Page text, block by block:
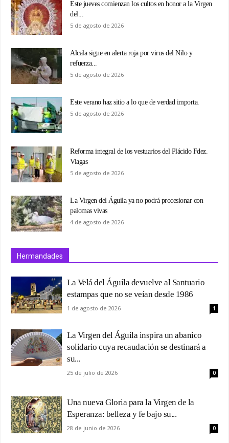
Este jueves comienzan los cultos en honor a la Virgen
del...
5 de agosto de 2026
Alcala sigue en alerta roja por virus del Nilo y
refuerza...
5 de agosto de 2026
Este verano haz sitio a lo que de verdad importa.
5 de agosto de 2026
Reforma integral de los vestuarios del Plácido Fdez.
Viagas
5 de agosto de 2026
La Virgen del Águila ya no podrá procesionar con
palomas vivas
4 de agosto de 2026
Hermandades
La Velá del Águila devuelve al Santuario
estampas que no se veían desde 1986
1 de agosto de 2026 1
La Virgen del Águila inspira un abanico
solidario cuya recaudación se destinará a
su...
25 de julio de 2026 0
Una nueva Gloria para la Virgen de la
Esperanza: belleza y fe bajo su...
28 de junio de 2026 0